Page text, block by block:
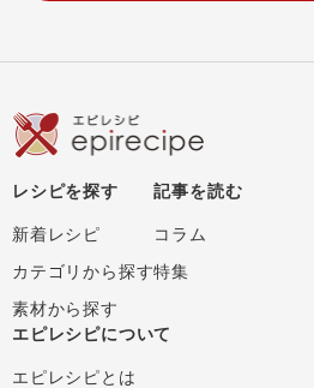
レシピを探す
新着レシピ
カテゴリから探す
素材から探す
記事を読む
コラム
特集
エピレシピについて
エピレシピとは